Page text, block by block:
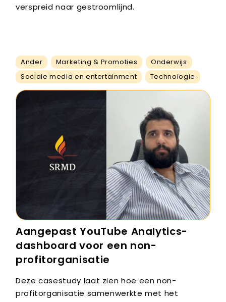
verspreid naar gestroomlijnd.
Ander Marketing & Promoties
Onderwijs
Sociale media en entertainment
Technologie
Aangepast YouTube Analytics-
dashboard voor een non-
profitorganisatie
Deze casestudy laat zien hoe een non-
profitorganisatie samenwerkte met het